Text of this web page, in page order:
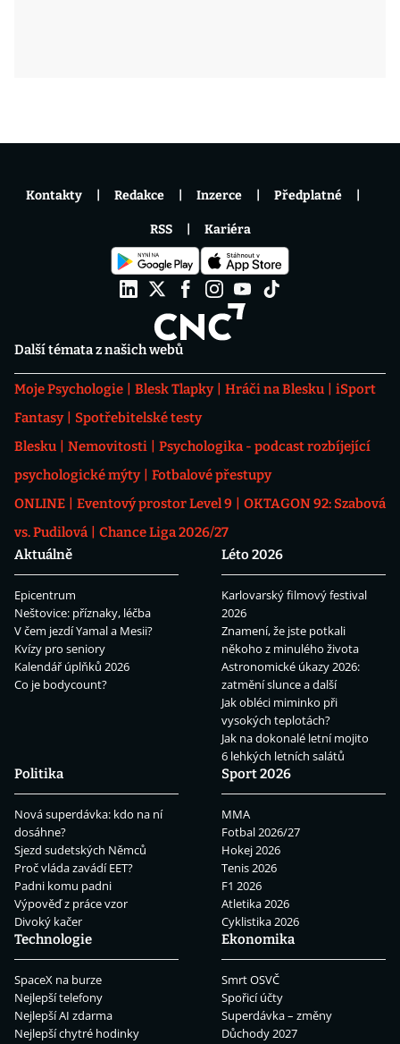
Další témata z našich webů
Moje Psychologie Blesk Tlapky Hráči na Blesku
iSport
Fantasy
Spotřebitelské testy
Blesku
Nemovitosti
Psychologika - podcast rozbíjející
psychologické mýty
Fotbalové přestupy
ONLINE
Eventový prostor Level 9
OKTAGON 92: Szabová
vs. Pudilová
Chance Liga 2026/27
Aktuálně
Epicentrum
Neštovice: příznaky, léčba
V čem jezdí Yamal a Mesii?
Kvízy pro seniory
Kalendář úplňků 2026
Co je bodycount?
Léto 2026
Karlovarský filmový festival
2026
Znamení, že jste potkali
někoho z minulého života
Astronomické úkazy 2026:
zatmění slunce a další
Jak obléci miminko při
vysokých teplotách?
Jak na dokonalé letní mojito
6 lehkých letních salátů
Politika
Nová superdávka: kdo na ní
dosáhne?
Sjezd sudetských Němců
Proč vláda zavádí EET?
Padni komu padni
Výpověď z práce vzor
Divoký kačer
Sport 2026
MMA
Fotbal 2026/27
Hokej 2026
Tenis 2026
F1 2026
Atletika 2026
Cyklistika 2026
Technologie
SpaceX na burze
Nejlepší telefony
Nejlepší AI zdarma
Nejlepší chytré hodinky
Ekonomika
Smrt OSVČ
Spořicí účty
Superdávka – změny
Důchody 2027
Kontakty Redakce Inzerce Předplatné
RSS Kariéra